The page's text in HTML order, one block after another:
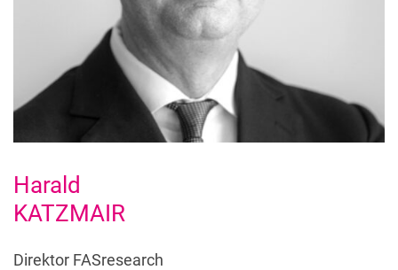
Harald
KATZMAIR
Direktor FASresearch